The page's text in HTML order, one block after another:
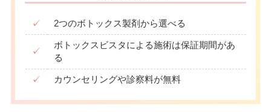
✓ 2つのボトックス製剤から選べる
✓
ボトックスビスタによる施術は保証期間があ
る
✓ カウンセリングや診察料が無料